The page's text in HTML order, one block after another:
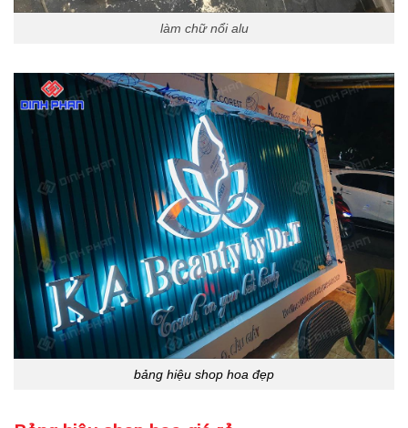
làm chữ nổi alu
bảng hiệu shop hoa đẹp